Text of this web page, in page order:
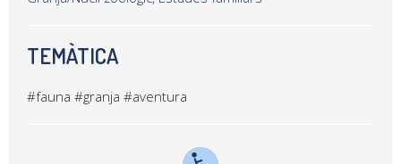
TEMÀTICA
#fauna #granja #aventura